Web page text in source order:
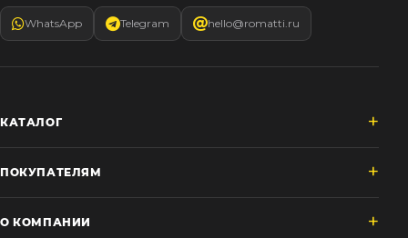
WhatsApp Telegram hello@romatti.ru
КАТАЛОГ
ПОКУПАТЕЛЯМ
О КОМПАНИИ